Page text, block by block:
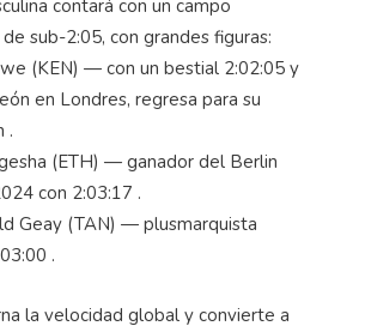
contará con un campo
sub-2:05, con grandes figuras:
(KEN) — con un bestial 2:02:05 y
en Londres, regresa para su
.
(ETH) — ganador del Berlin
con 2:03:17 .
Geay (TAN) — plusmarquista
.
la velocidad global y convierte a